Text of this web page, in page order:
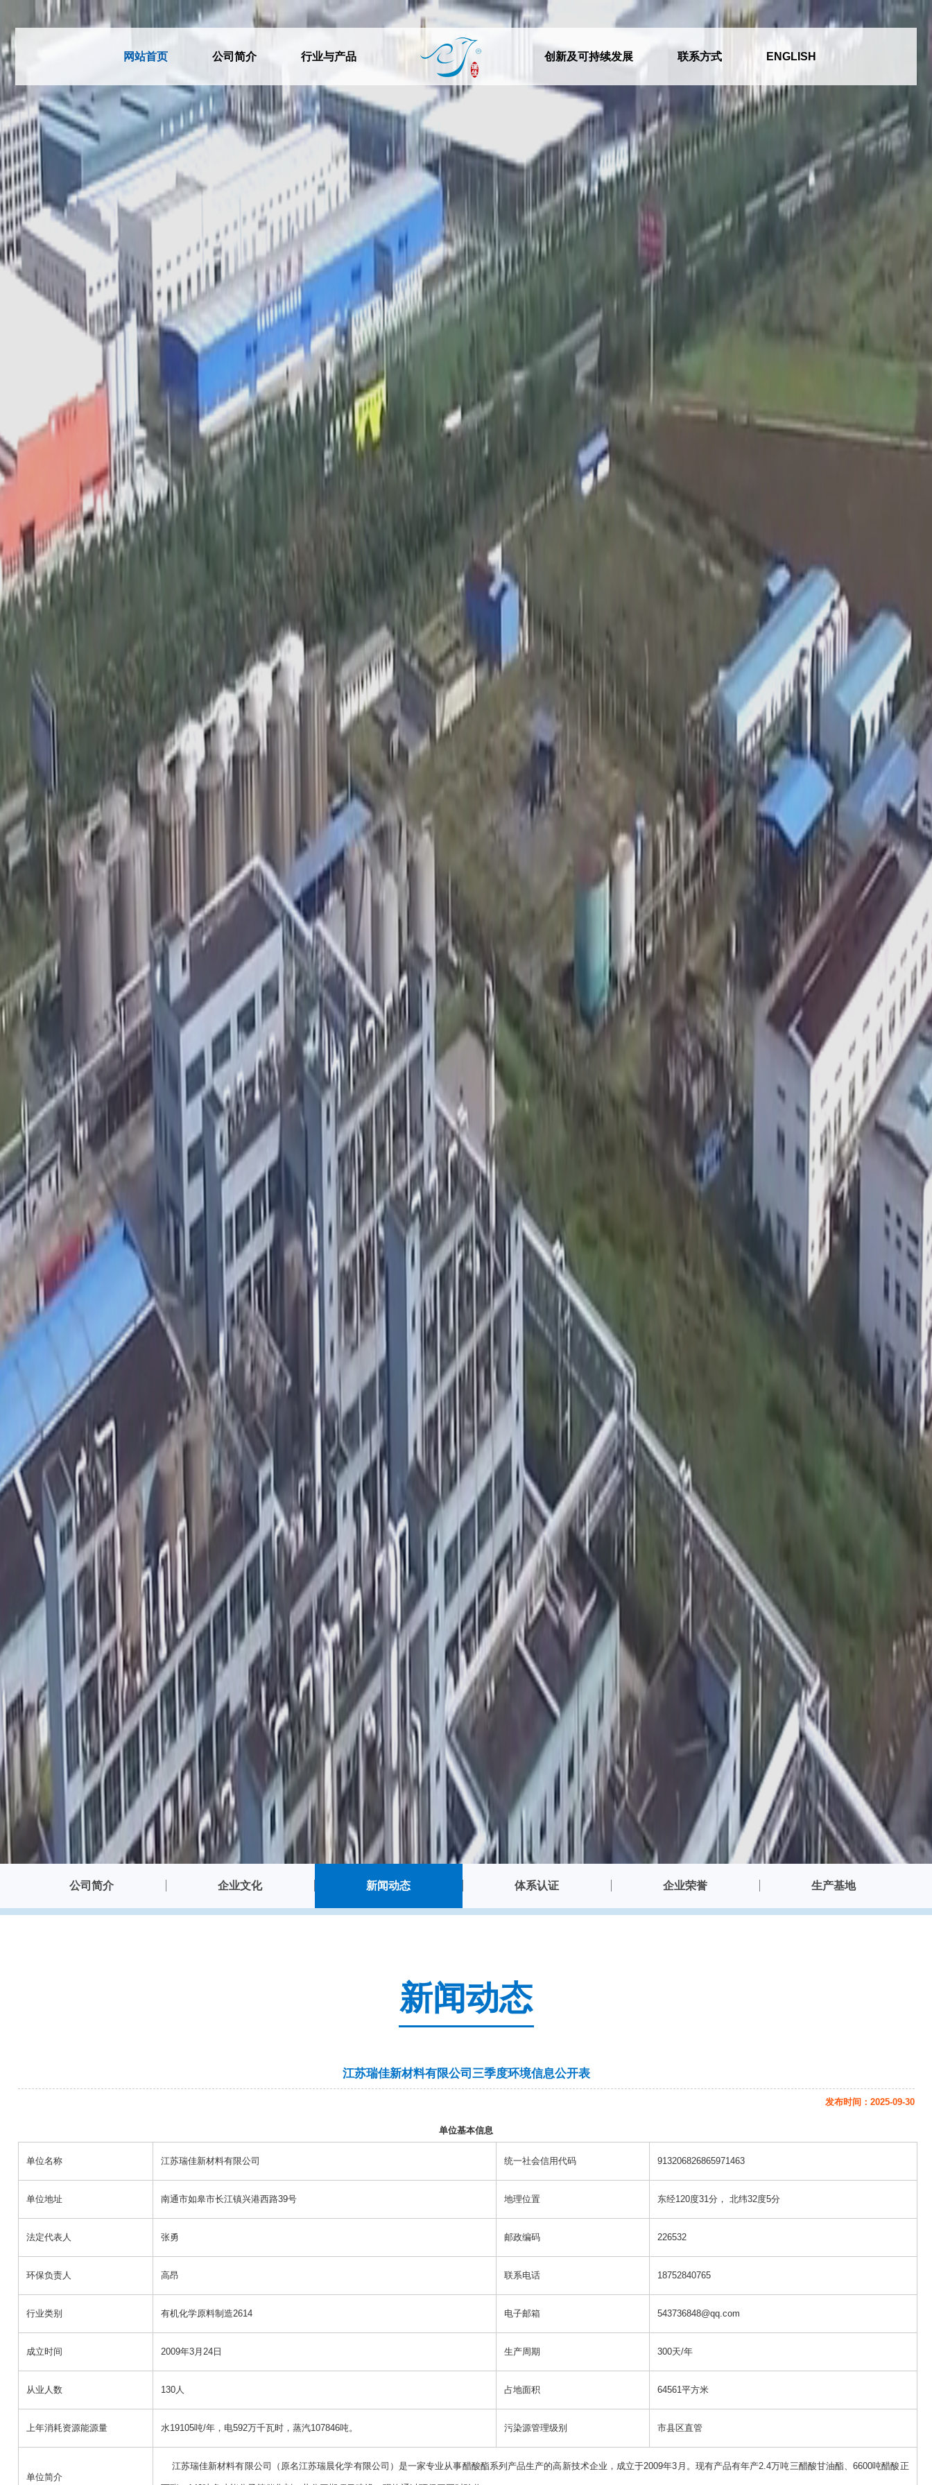
网站首页 公司简介 行业与产品 创新及可持续发展 联系方式 ENGLISH
公司简介 企业文化 新闻动态 体系认证 企业荣誉 生产基地
新闻动态
江苏瑞佳新材料有限公司三季度环境信息公开表
发布时间：2025-09-30
单位基本信息
单位名称 江苏瑞佳新材料有限公司 统一社会信用代码 913206826865971463
单位地址 南通市如皋市长江镇兴港西路39号 地理位置 东经120度31分， 北纬32度5分
法定代表人 张勇 邮政编码 226532
环保负责人 高昂 联系电话 18752840765
行业类别 有机化学原料制造2614 电子邮箱 543736848@qq.com
成立时间 2009年3月24日 生产周期 300天/年
从业人数 130人 占地面积 64561平方米
上年消耗资源能源量 水19105吨/年，电592万千瓦时，蒸汽107846吨。 污染源管理级别 市县区直管
单位简介
江苏瑞佳新材料有限公司（原名江苏瑞晨化学有限公司）是一家专业从事醋酸酯系列产品生产的高新技术企业，成立于2009年3月。现有产品有年产2.4万吨三醋酸甘油酯、6600吨醋酸正